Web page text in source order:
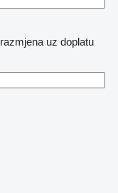
razmjena uz doplatu